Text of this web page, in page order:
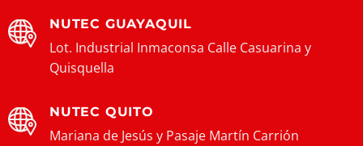
NUTEC GUAYAQUIL
Lot. Industrial Inmaconsa Calle Casuarina y
Quisquella
NUTEC QUITO
Mariana de Jesús y Pasaje Martín Carrión